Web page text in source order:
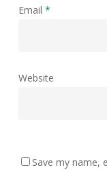
Email *
Website
Save my name,